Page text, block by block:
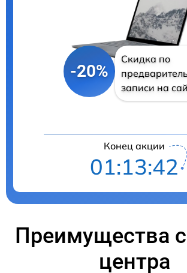
-20%
Скидка по
записи на
Конец акции
01:13:41
Преимущества
центра